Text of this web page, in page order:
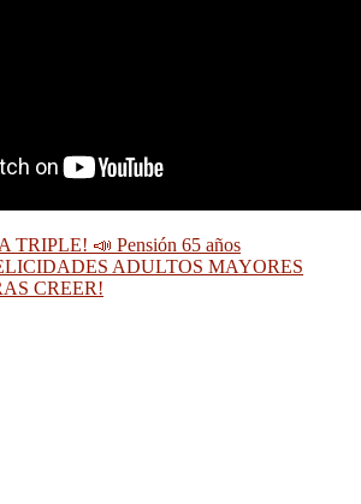
TRIPLE! 📣 Pensión 65 años
ADULTOS MAYORES
CREER!